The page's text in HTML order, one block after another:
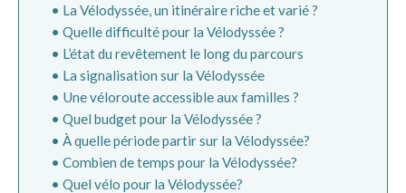
La Vélodyssée, un itinéraire riche et varié ?
Quelle difficulté pour la Vélodyssée ?
L’état du revêtement le long du parcours
La signalisation sur la Vélodyssée
Une véloroute accessible aux familles ?
Quel budget pour la Vélodyssée ?
À quelle période partir sur la Vélodyssée?
Combien de temps pour la Vélodyssée?
Quel vélo pour la Vélodyssée?